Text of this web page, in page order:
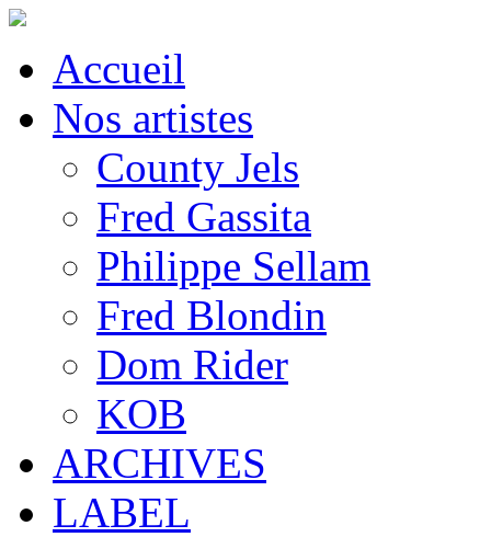
Accueil
Nos artistes
County Jels
Fred Gassita
Philippe Sellam
Fred Blondin
Dom Rider
KOB
ARCHIVES
LABEL